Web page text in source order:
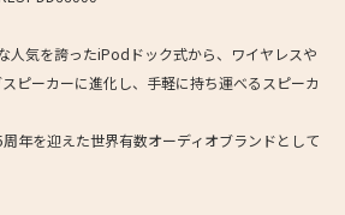
人気を誇ったiPodドック式から、ワイヤレスや
ピーカーに進化し、手軽に持ち運べるスピーカ
年を迎えた世界有数オーディオブランドとして